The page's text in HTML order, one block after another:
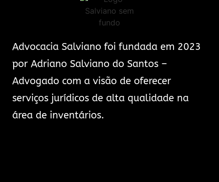
Advocacia Salviano foi fundada em 2023
por Adriano Salviano do Santos –
Advogado com a visão de oferecer
serviços jurídicos de alta qualidade na
área de inventários.